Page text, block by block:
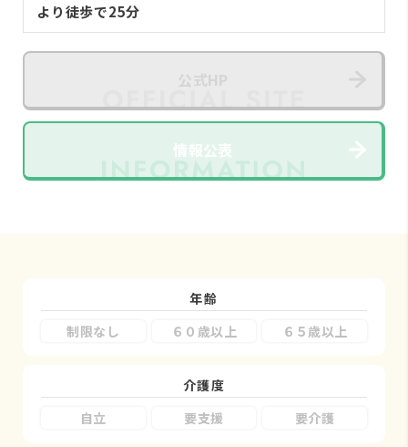
より徒歩で25分
情報公表
年齢
制限なし
６０歳以上 ６５歳以上
介護度
自立
要支援 要介護